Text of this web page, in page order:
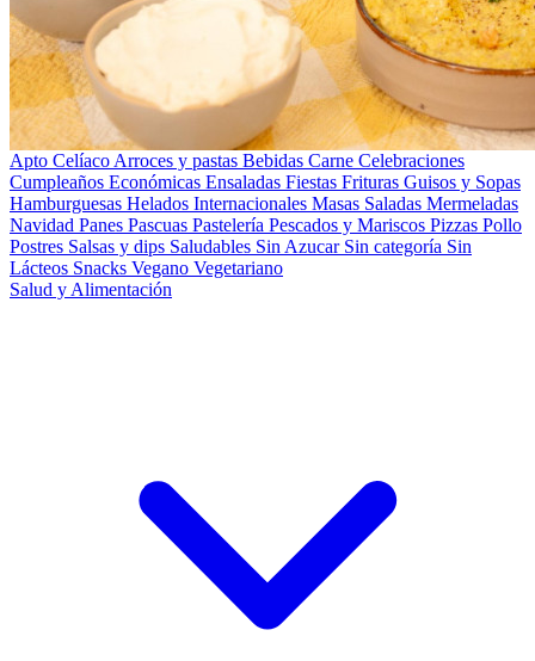
Apto Celíaco Arroces y pastas Bebidas Carne Celebraciones
Cumpleaños Económicas Ensaladas Fiestas Frituras Guisos y Sopas
Hamburguesas Helados Internacionales Masas Saladas Mermeladas
Navidad Panes Pascuas Pastelería Pescados y Mariscos Pizzas Pollo
Postres Salsas y dips Saludables Sin Azucar Sin categoría Sin
Lácteos Snacks Vegano Vegetariano
Salud y Alimentación